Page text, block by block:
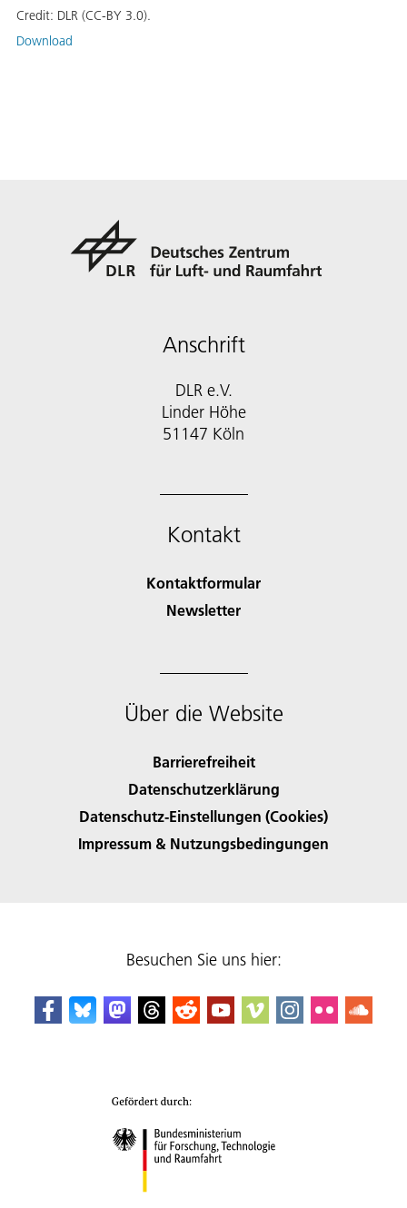
Credit: DLR (CC-BY 3.0).
Download
Anschrift
DLR e.V.
Linder Höhe
51147 Köln
Kontakt
Kontaktformular
Newsletter
Über die Website
Barrierefreiheit
Datenschutzerklärung
Datenschutz-Einstellungen (Cookies)
Impressum & Nutzungsbedingungen
Besuchen Sie uns hier: